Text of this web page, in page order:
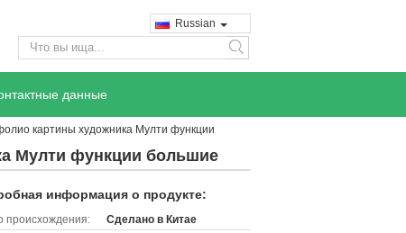
Russian
search
данные
картины художника Мулти функции
Мулти функции большие
информация о продукте:
происхождения:
Сделано в Китае